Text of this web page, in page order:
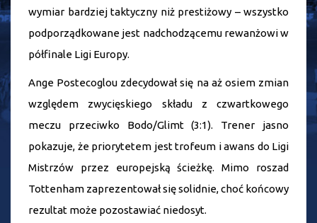
wymiar bardziej taktyczny niż prestiżowy – wszystko
podporządkowane jest nadchodzącemu rewanżowi w
półfinale Ligi Europy.
Ange Postecoglou zdecydował się na aż osiem zmian
względem zwycięskiego składu z czwartkowego
meczu przeciwko Bodo/Glimt (3:1). Trener jasno
pokazuje, że priorytetem jest trofeum i awans do Ligi
Mistrzów przez europejską ścieżkę. Mimo roszad
Tottenham zaprezentował się solidnie, choć końcowy
rezultat może pozostawiać niedosyt.